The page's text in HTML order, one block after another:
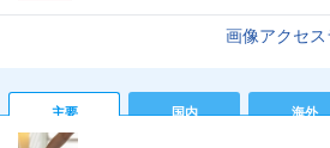
画像アクセ
主要 国内 海外